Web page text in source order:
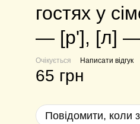
гостях у
— [р'], [л]
Очікується Написати відгук
65 грн
Повідомити, коли